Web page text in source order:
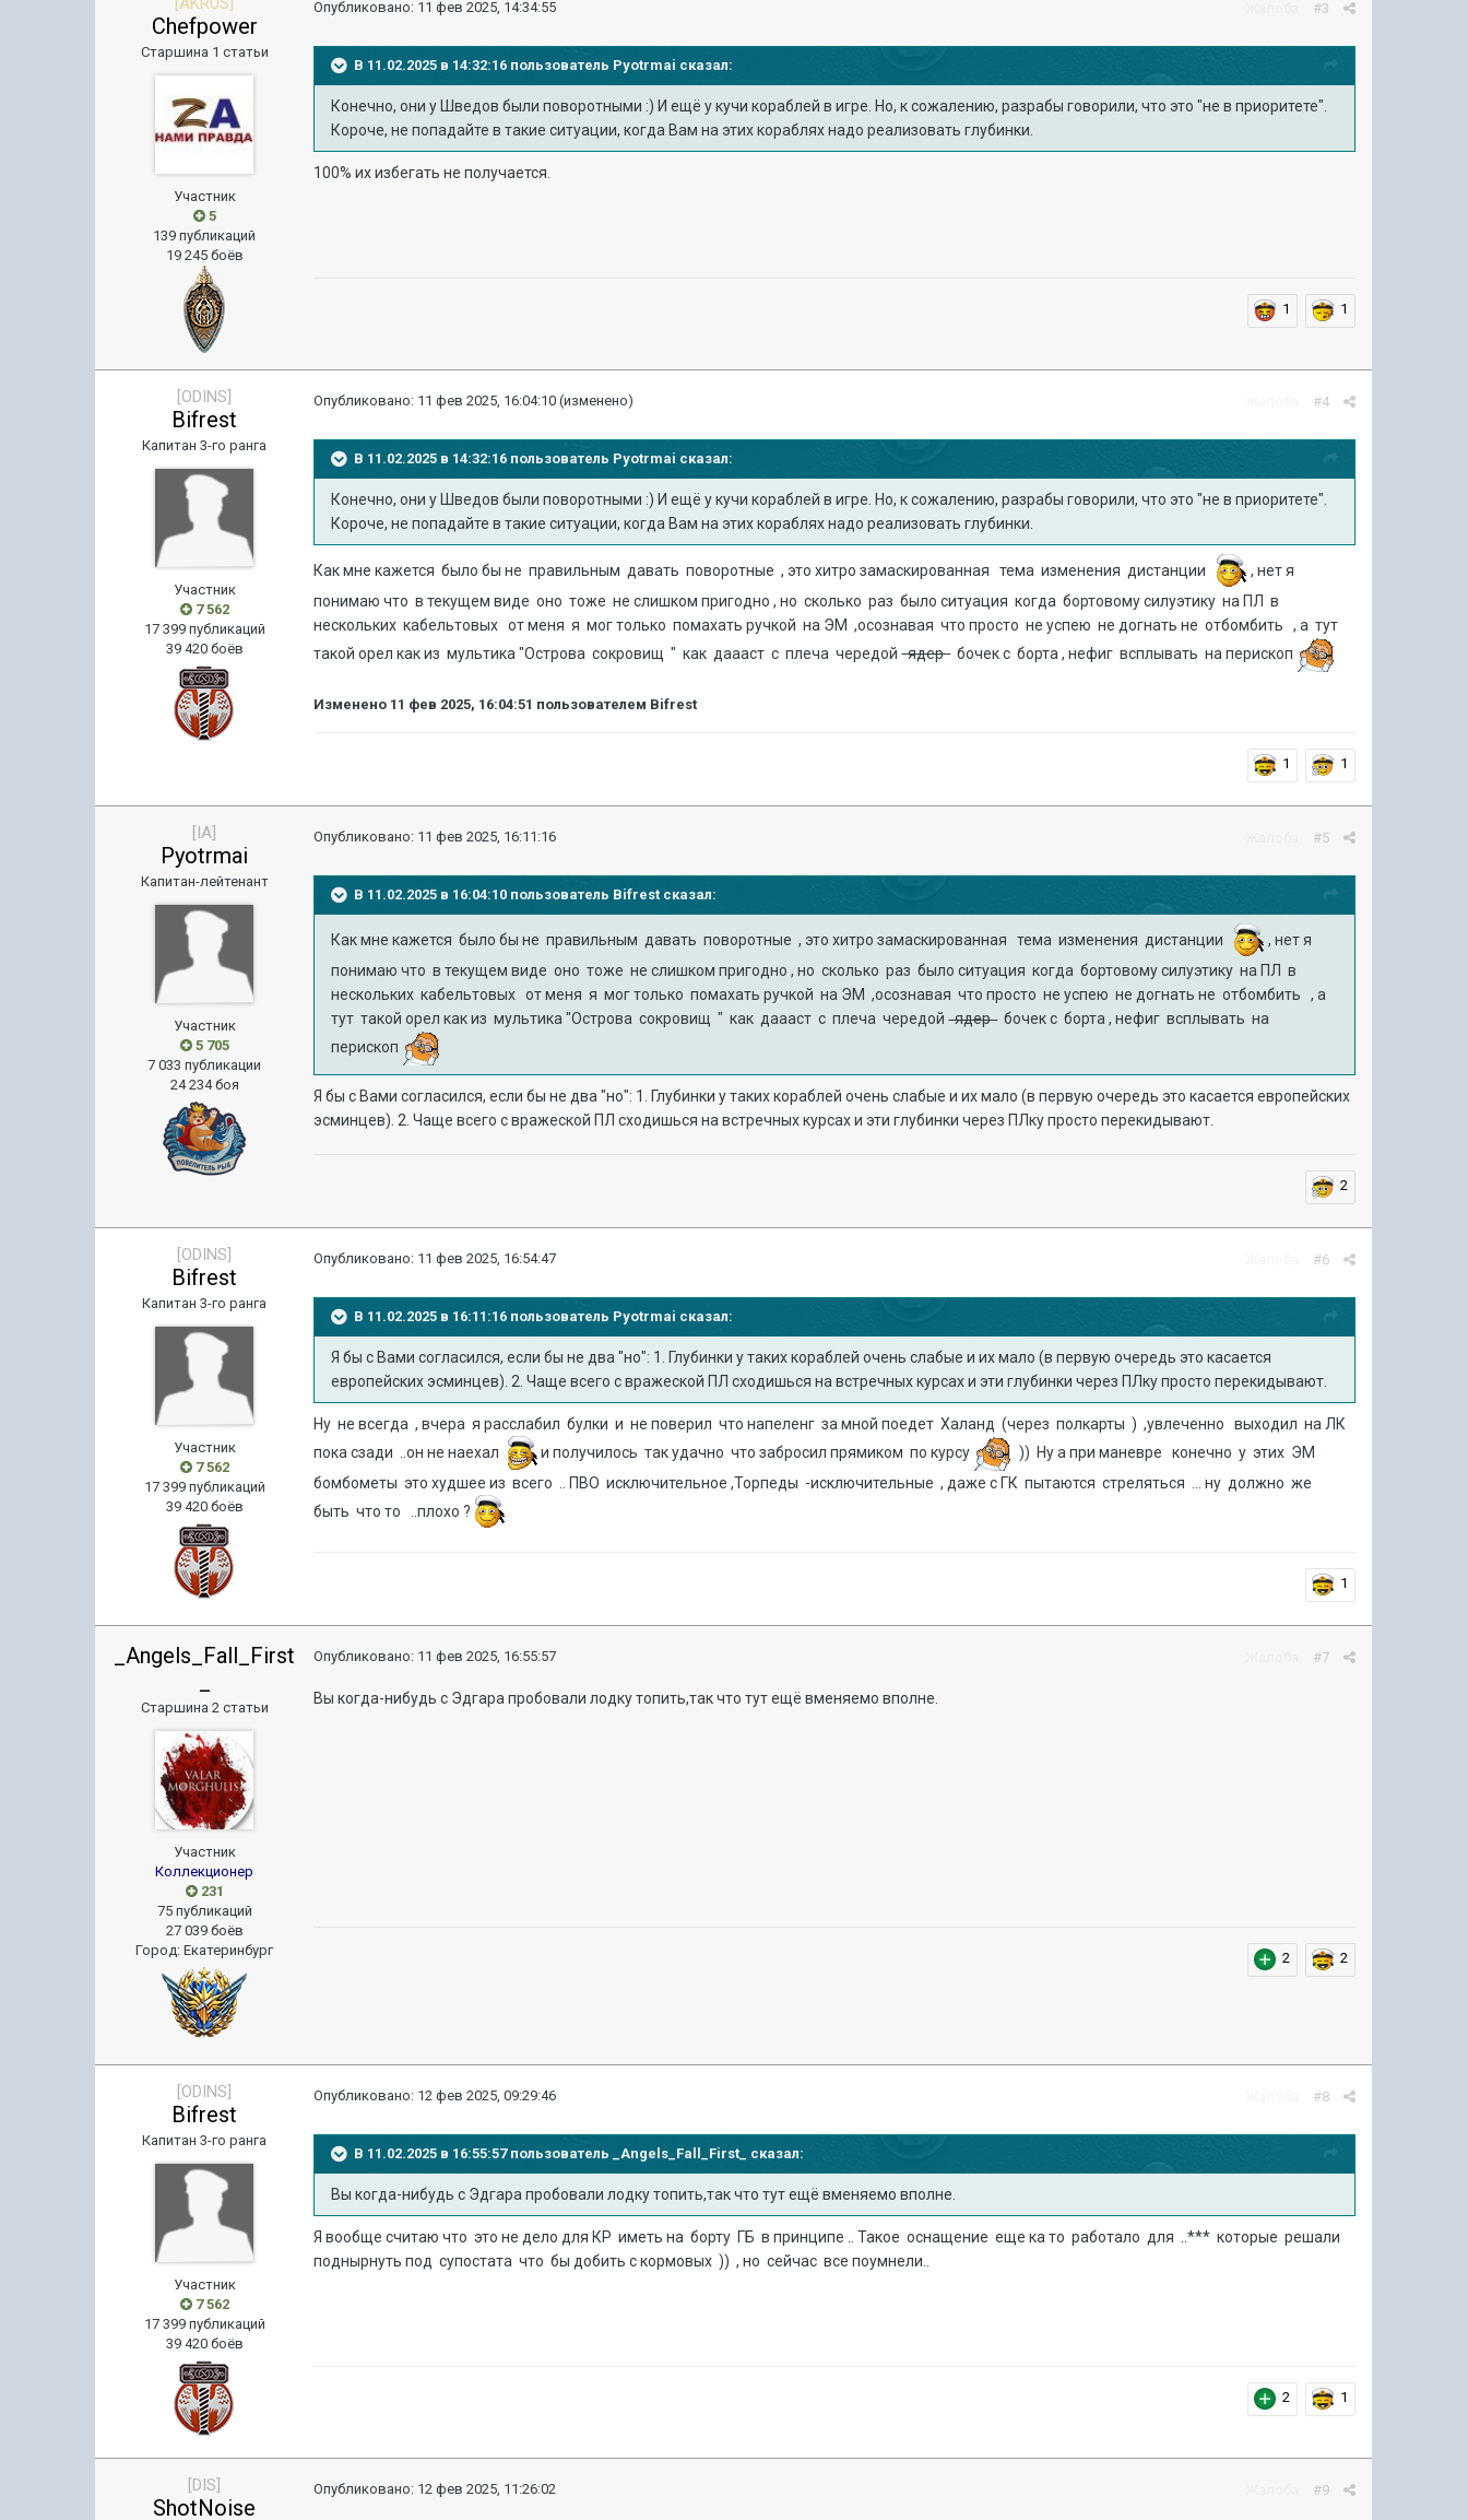
Chefpower
Старшина 1 статьи
Участник
5
139 публикаций
19 245 боёв
#3
Опубликовано: 11 фев 2025, 14:34:55
В 11.02.2025 в 14:32:16 пользователь Pyotrmai сказал:
Конечно, они у Шведов были поворотными :) И ещё у кучи кораблей в игре. Но, к сожалению, разрабы говорили, что это "не в приоритете".
Короче, не попадайте в такие ситуации, когда Вам на этих кораблях надо реализовать глубинки.
100% их избегать не получается.
1 1
[ODINS]
Bifrest
Капитан 3-го ранга
Участник
7 562
17 399 публикаций
39 420 боёв
#4
Опубликовано: 11 фев 2025, 16:04:10 (изменено)
В 11.02.2025 в 14:32:16 пользователь Pyotrmai сказал:
Конечно, они у Шведов были поворотными :) И ещё у кучи кораблей в игре. Но, к сожалению, разрабы говорили, что это "не в приоритете".
Короче, не попадайте в такие ситуации, когда Вам на этих кораблях надо реализовать глубинки.
Как мне кажется было бы не правильным давать поворотные , это хитро замаскированная тема изменения дистанции
, нет я
понимаю что в текущем виде оно тоже не слишком пригодно , но сколько раз было ситуация когда бортовому силуэтику на ПЛ в
нескольких кабельтовых от меня я мог только помахать ручкой на ЭМ ,осознавая что просто не успею не догнать не отбомбить , а тут
такой орел как из мультика "Острова сокровищ " как даааст с плеча чередойядербочек с борта , нефиг всплывать на перископ
Изменено 11 фев 2025, 16:04:51 пользователем Bifrest
1 1
[IA]
Pyotrmai
Капитан-лейтенант
Участник
5 705
7 033 публикации
24 234 боя
#5
Опубликовано: 11 фев 2025, 16:11:16
В 11.02.2025 в 16:04:10 пользователь Bifrest сказал:
Как мне кажется было бы не правильным давать поворотные , это хитро замаскированная тема изменения дистанции
, нет я
понимаю что в текущем виде оно тоже не слишком пригодно , но сколько раз было ситуация когда бортовому силуэтику на ПЛ в
нескольких кабельтовых от меня я мог только помахать ручкой на ЭМ ,осознавая что просто не успею не догнать не отбомбить , а
тут такой орел как из мультика "Острова сокровищ " как даааст с плеча чередойядербочек с борта , нефиг всплывать на
перископ
Я бы с Вами согласился, если бы не два "но": 1. Глубинки у таких кораблей очень слабые и их мало (в первую очередь это касается европейских
эсминцев). 2. Чаще всего с вражеской ПЛ сходишься на встречных курсах и эти глубинки через ПЛку просто перекидывают.
2
[ODINS]
Bifrest
Капитан 3-го ранга
Участник
7 562
17 399 публикаций
39 420 боёв
#6
Опубликовано: 11 фев 2025, 16:54:47
В 11.02.2025 в 16:11:16 пользователь Pyotrmai сказал:
Я бы с Вами согласился, если бы не два "но": 1. Глубинки у таких кораблей очень слабые и их мало (в первую очередь это касается
европейских эсминцев). 2. Чаще всего с вражеской ПЛ сходишься на встречных курсах и эти глубинки через ПЛку просто перекидывают.
Ну не всегда , вчера я расслабил булки и не поверил что напеленг за мной поедет Халанд (через полкарты ) ,увлеченно выходил на ЛК
пока сзади ..он не наехал
и получилось так удачно что забросил прямиком по курсу
)) Ну а при маневре конечно у этих ЭМ
бомбометы это худшее из всего .. ПВО исключительное ,Торпеды -исключительные , даже с ГК пытаются стреляться ... ну должно же
быть что то ..плохо ?
1
_Angels_Fall_First
Старшина 2 статьи
Участник
Коллекционер
231
75 публикаций
27 039 боёв
Город:Екатеринбург
#7
Опубликовано: 11 фев 2025, 16:55:57
Вы когда-нибудь с Эдгара пробовали лодку топить,так что тут ещё вменяемо вполне.
2 2
[ODINS]
Bifrest
Капитан 3-го ранга
Участник
7 562
17 399 публикаций
39 420 боёв
#8
Опубликовано: 12 фев 2025, 09:29:46
В 11.02.2025 в 16:55:57 пользователь _Angels_Fall_First_ сказал:
Вы когда-нибудь с Эдгара пробовали лодку топить,так что тут ещё вменяемо вполне.
Я вообще считаю что это не дело для КР иметь на борту ГБ в принципе .. Такое оснащение еще ка то работало для ..*** которые решали
поднырнуть под супостата что бы добить с кормовых )) , но сейчас все поумнели..
2 1
[DIS]
ShotNoise
#9
Опубликовано: 12 фев 2025, 11:26:02